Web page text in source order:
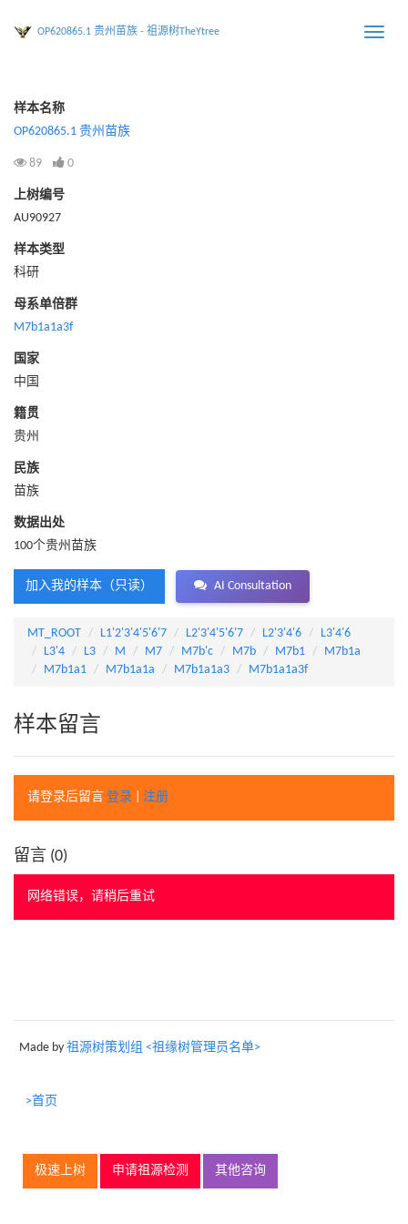
Toggle
OP620865.1 贵州苗族 - 祖源树TheYtree
样本名称
OP620865.1 贵州苗族
89 0
上树编号
AU90927
样本类型
科研
母系单倍群
M7b1a1a3f
国家
中国
籍贯
贵州
民族
苗族
数据出处
100个贵州苗族
加入我的样本（只读） AI Consultation
MT_ROOT L1'2'3'4'5'6'7 L2'3'4'5'6'7 L2'3'4'6
L3'4'6
L3'4
L3 M M7 M7b'c M7b M7b1
M7b1a
M7b1a1
M7b1a1a M7b1a1a3 M7b1a1a3f
样本留言
请登录后留言 登录 注册
留言 (0)
网络错误，请稍后重试
Made by 祖源树策划组 <祖缘树管理员名单>
>首页
极速上树 申请祖源检测 其他咨询